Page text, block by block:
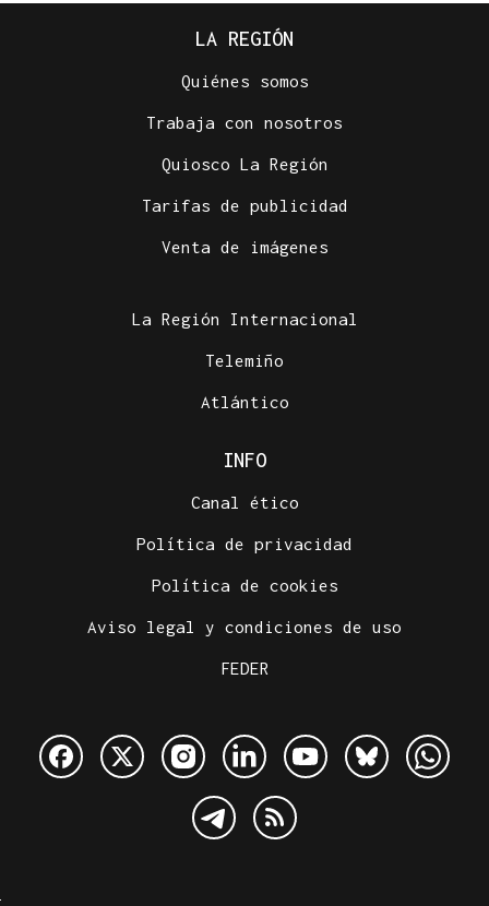
LA REGIÓN
Quiénes somos
Trabaja con nosotros
Quiosco La Región
Tarifas de publicidad
Venta de imágenes
La Región Internacional
Telemiño
Atlántico
INFO
Canal ético
Política de privacidad
Política de cookies
Aviso legal y condiciones de uso
FEDER